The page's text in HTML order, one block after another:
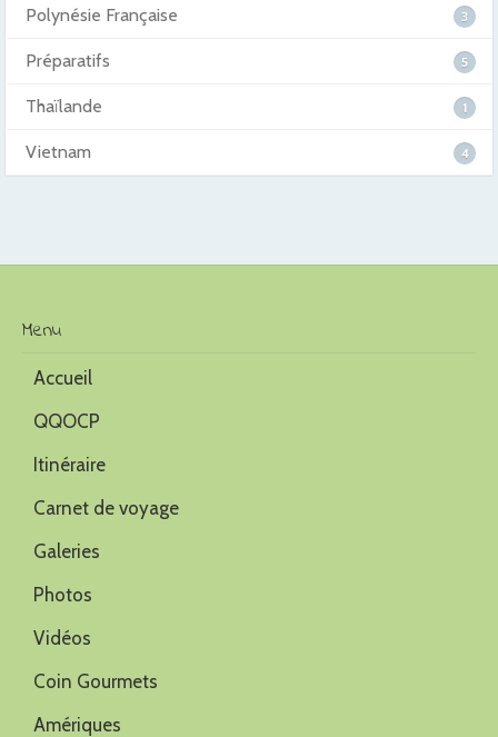
Polynésie Française 3
Préparatifs 5
Thaïlande 1
Vietnam 4
Menu
Accueil
QQOCP
Itinéraire
Carnet de voyage
Galeries
Photos
Vidéos
Coin Gourmets
Amériques